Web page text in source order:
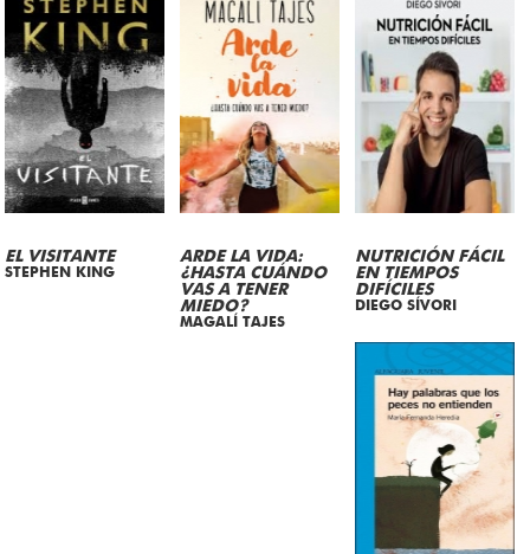
EL VISITANTE
STEPHEN KING
ARDE LA VIDA:
¿HASTA CUÁNDO
VAS A TENER
MIEDO?
MAGALÍ TAJES
NUTRICIÓN FÁCIL
EN TIEMPOS
DIFÍCILES
DIEGO SÍVORI